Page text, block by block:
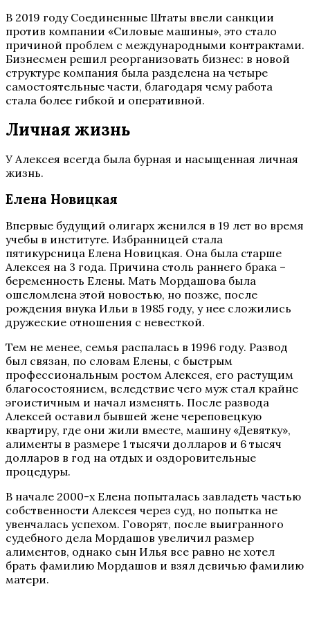
В 2019 году Соединенные Штаты ввели санкции
против компании «Силовые машины», это стало
причиной проблем с международными контрактами.
Бизнесмен решил реорганизовать бизнес: в новой
структуре компания была разделена на четыре
самостоятельные части, благодаря чему работа
стала более гибкой и оперативной.
Личная жизнь
У Алексея всегда была бурная и насыщенная личная
жизнь.
Елена Новицкая
Впервые будущий олигарх женился в 19 лет во время
учебы в институте. Избранницей стала
пятикурсница Елена Новицкая. Она была старше
Алексея на 3 года. Причина столь раннего брака –
беременность Елены. Мать Мордашова была
ошеломлена этой новостью, но позже, после
рождения внука Ильи в 1985 году, у нее сложились
дружеские отношения с невесткой.
Тем не менее, семья распалась в 1996 году. Развод
был связан, по словам Елены, с быстрым
профессиональным ростом Алексея, его растущим
благосостоянием, вследствие чего муж стал крайне
эгоистичным и начал изменять. После развода
Алексей оставил бывшей жене череповецкую
квартиру, где они жили вместе, машину «Девятку»,
алименты в размере 1 тысячи долларов и 6 тысяч
долларов в год на отдых и оздоровительные
процедуры.
В начале 2000-х Елена попыталась завладеть частью
собственности Алексея через суд, но попытка не
увенчалась успехом. Говорят, после выигранного
судебного дела Мордашов увеличил размер
алиментов, однако сын Илья все равно не хотел
брать фамилию Мордашов и взял девичью фамилию
матери.